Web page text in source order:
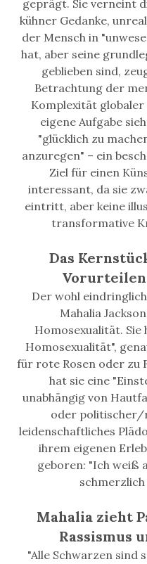
geprägt. Sie verneint
kühner Gedanke,
der Mensch in
hat, aber seine
geblieben sind,
Betrachtung der
Komplexität
eigene Aufgabe
"glücklich zu
anzuregen" – ein
Ziel für einen
interessant, da sie
eintritt, aber keine
transformative
Das
Vorurteilen
Der wohl
Mahalia
Homosexualität. Sie
Homosexualität",
für rote Rosen oder zu
hat sie eine
unabhängig von
oder politischer/
leidenschaftliches
ihrem eigenen
geboren: "Ich weiß
schmerzlich
Mahalia zieht
Rassismus
"Alle Schwarzen sind